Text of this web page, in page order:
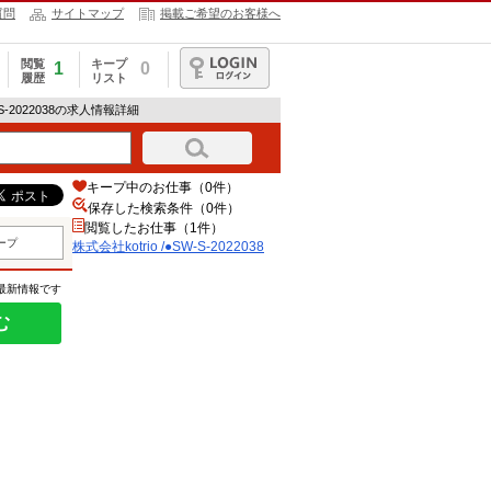
問 サイトマップ 掲載ご希望のお客様へ
閲覧
履歴
1
キープ
リスト
0
ログイン
2022038の求人情報詳細
プ
新情報です
キープ中のお仕事（0件）
保存した検索条件（0件）
閲覧したお仕事（1件）
株式会社kotrio /●SW-S-2022038